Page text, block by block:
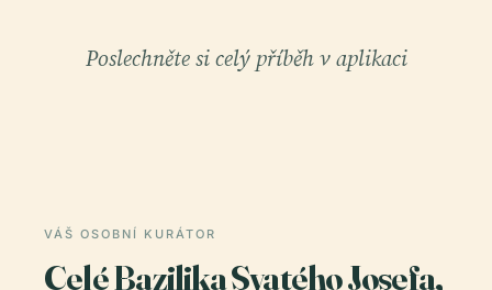
Poslechněte si celý příběh v aplikaci
VÁŠ OSOBNÍ KURÁTOR
Celé Bazilika Svatého Josefa,